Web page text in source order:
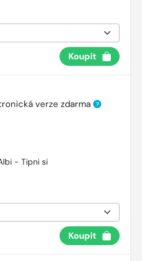
Koupit
verze zdarma ?
- Tipni si
Koupit